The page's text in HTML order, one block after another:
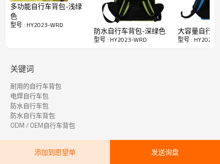
能，并且重量最轻。使用寿命长。
快速详细资料
物品
材料
RPET 600D PVC免费
定制颜色或设计
多功能自行车背包-浅绿
色
型号 : HY2023-WRD
防水自行车背包-深绿色
型号 : HY2023-WRD
大容量自行
型号 : HY2023-
关键词
耐用的自行车背包
电焊自行车包
防水自行车包
防水自行车背包
ODM / OEM自行车背包
添加到愿望单 发送询盘